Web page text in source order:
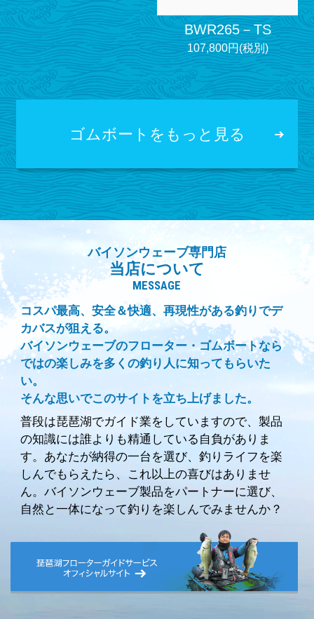
BWR265－TS
107,800円(税別)
ゴムボートをもっと見る
バイソンウェーブ専門店
当店について
MESSAGE
コスパ最高、安全＆快適、再現性がある釣りでデ
カバスが狙える。
バイソンウェーブのフローター・ゴムボートなら
ではの楽しみを多くの釣り人に知ってもらいた
い。
そんな思いでこのサイトを立ち上げました。
普段は琵琶湖でガイド業をしていますので、製品
の知識には誰よりも精通している自負がありま
す。あなたが納得の一台を選び、釣りライフを楽
しんでもらえたら、これ以上の喜びはありませ
ん。バイソンウェーブ製品をパートナーに選び、
自然と一体になって釣りを楽しんでみませんか？